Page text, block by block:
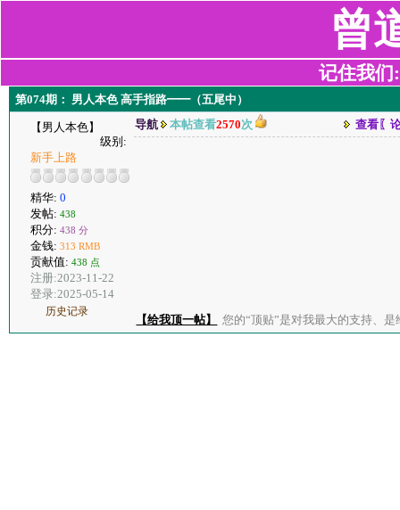
曾
记住我们
第074期： 男人本色 高手指路━━（五尾中）
【男人本色】
级别:
新手上路
精华: 0
发帖: 438
积分: 438 分
金钱: 313 RMB
贡献值: 438 点
注册:2023-11-22
登录:2025-05-14
历史记录
导航 本帖查看2570次 查看〖
【给我顶一帖】 您的“顶贴”是对我最大的支持、